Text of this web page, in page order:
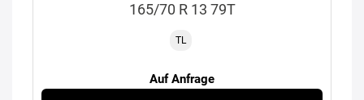
165/70 R 13 79T
TL
Auf Anfrage